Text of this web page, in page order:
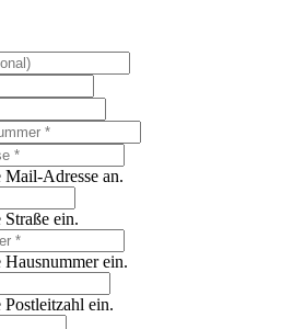
Mail-Adresse an.
ein.
ein.
ein.